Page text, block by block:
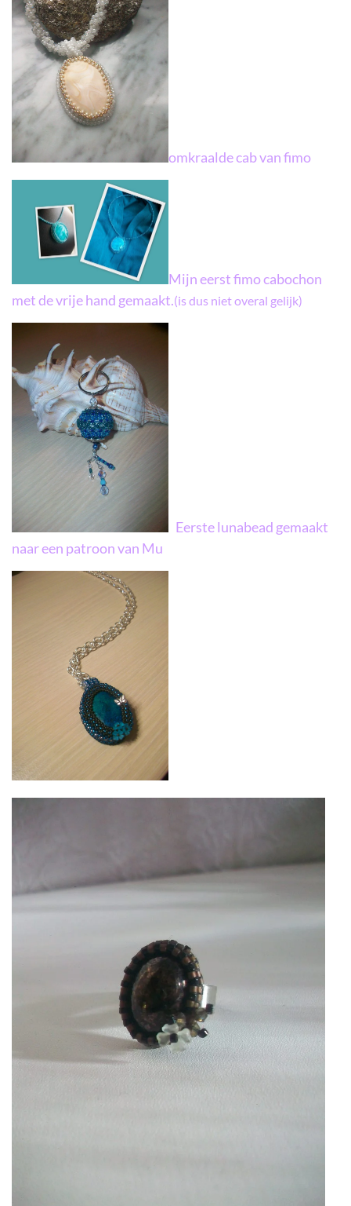
omkraalde cab van fimo
Mijn eerst fimo cabochon
met de vrije hand gemaakt.(is dus niet overal gelijk)
Eerste lunabead gemaakt
naar een patroon van Mu